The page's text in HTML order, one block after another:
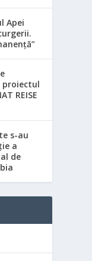
Apei
proiectul
REISE
s-au
a
de